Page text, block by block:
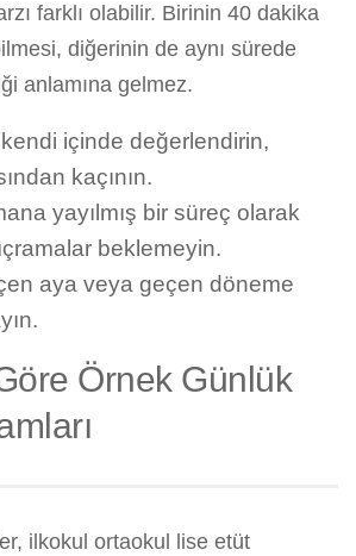
farklı olabilir. Birinin 40 dakika
diğerinin de aynı sürede
anlamına gelmez.
içinde değerlendirin,
kaçının.
yayılmış bir süreç olarak
beklemeyin.
aya veya geçen döneme
Örnek Günlük
ilkokul ortaokul lise etüt